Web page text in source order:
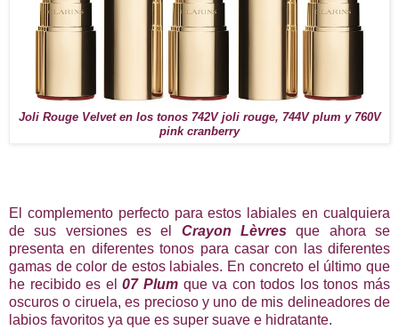
Joli Rouge Velvet en los tonos 742V joli rouge, 744V plum y 760V
pink cranberry
El complemento perfecto para estos labiales en cualquiera
de sus versiones es el Crayon Lèvres que ahora se
presenta en diferentes tonos para casar con las diferentes
gamas de color de estos labiales. En concreto el último que
he recibido es el07 Plumque va con todos los tonos más
oscuros o ciruela, es precioso y uno de mis delineadores de
labios favoritos ya que es super suave e hidratante.